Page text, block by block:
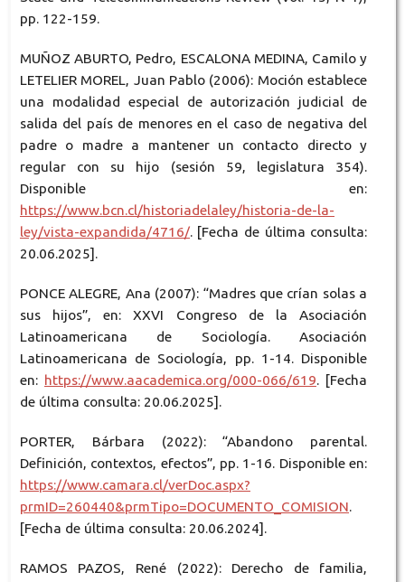
pp. 122-159.
MUÑOZ ABURTO, Pedro, ESCALONA MEDINA, Camilo y
LETELIER MOREL, Juan Pablo (2006): Moción establece
una modalidad especial de autorización judicial de
salida del país de menores en el caso de negativa del
padre o madre a mantener un contacto directo y
regular con su hijo (sesión 59, legislatura 354).
Disponible en:
https://www.bcn.cl/historiadelaley/historia-de-la-
ley/vista-expandida/4716/. [Fecha de última consulta:
20.06.2025].
PONCE ALEGRE, Ana (2007): “Madres que crían solas a
sus hijos”, en: XXVI Congreso de la Asociación
Latinoamericana de Sociología. Asociación
Latinoamericana de Sociología, pp. 1-14. Disponible
en: https://www.aacademica.org/000-066/619. [Fecha
de última consulta: 20.06.2025].
PORTER, Bárbara (2022): “Abandono parental.
Definición, contextos, efectos”, pp. 1-16. Disponible en:
https://www.camara.cl/verDoc.aspx?
prmID=260440&prmTipo=DOCUMENTO_COMISION.
[Fecha de última consulta: 20.06.2024].
RAMOS PAZOS, René (2022): Derecho de familia,